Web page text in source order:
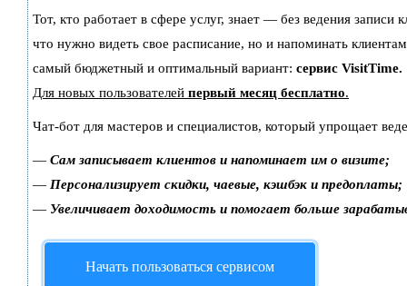
Тот, кто работает в сфере услуг, знает — без ведения записи
что нужно видеть свое расписание, но и напоминать
самый бюджетный и оптимальный вариант: сервис VisitTime.
Для новых пользователей первый месяц бесплатно.
Чат-бот для мастеров и специалистов, который упрощает
— Сам записывает клиентов и напоминает им о визите;
— Персонализирует скидки, чаевые, кэшбэк и предоплаты;
— Увеличивает доходимость и помогает больше
Начать пользоваться сервисом